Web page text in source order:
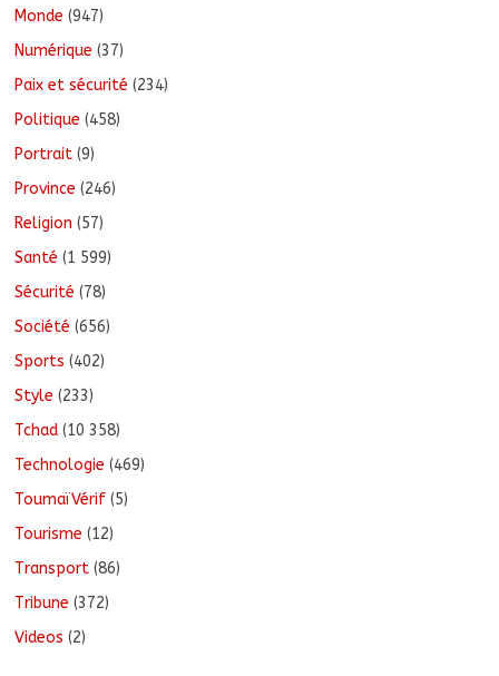
Monde (947)
Numérique (37)
Paix et sécurité (234)
Politique (458)
Portrait (9)
Province (246)
Religion (57)
Santé (1 599)
Sécurité (78)
Société (656)
Sports (402)
Style (233)
Tchad (10 358)
Technologie (469)
ToumaïVérif (5)
Tourisme (12)
Transport (86)
Tribune (372)
Videos (2)